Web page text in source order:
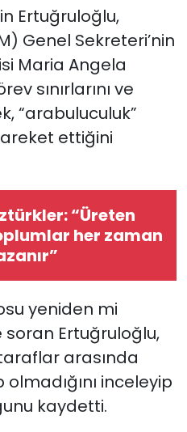
Ertuğruloğlu,
Genel Sekreteri’nin
Maria Angela
sınırlarını ve
“arabuluculuk”
ettiğini
“Üreten
her zaman
yeniden mi
soran Ertuğruloğlu,
arasında
inceleyip
kaydetti.